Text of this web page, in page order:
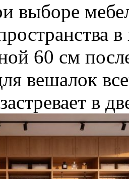
выборе
60 см
вешалок
в